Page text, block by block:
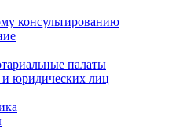
консультированию
палаты
юридических лиц